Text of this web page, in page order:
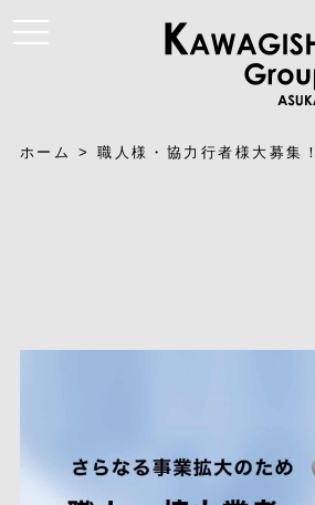
t
o
v
ホーム >職人様・協力行者様大募集！